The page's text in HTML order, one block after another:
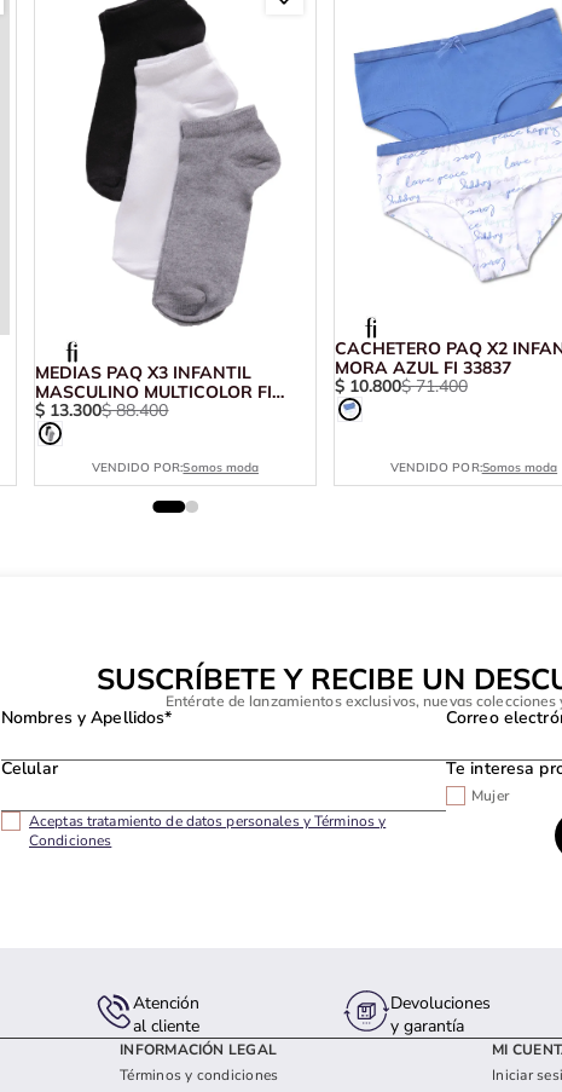
MEDIAS PAQ X3 INFANTIL
MASCULINO MULTICOLOR FI
102018
$ 13.300$ 88.400
VENDIDO POR:Somos moda
CACHETERO PAQ X2
MORA AZUL FI 33837
$ 10.800$ 71.400
VENDIDO POR:Somos moda
SUSCRÍBETE Y RECIBE UN
Entérate de lanzamientos exclusivos, nuevas
Nombres y Apellidos* Correo
Celular Te interesa
Mujer
Aceptas tratamiento de datos personales y Términos y
Condiciones
Atención
al cliente
Devoluciones
y garantía
INFORMACIÓN LEGAL
Términos y condiciones
MI
Iniciar